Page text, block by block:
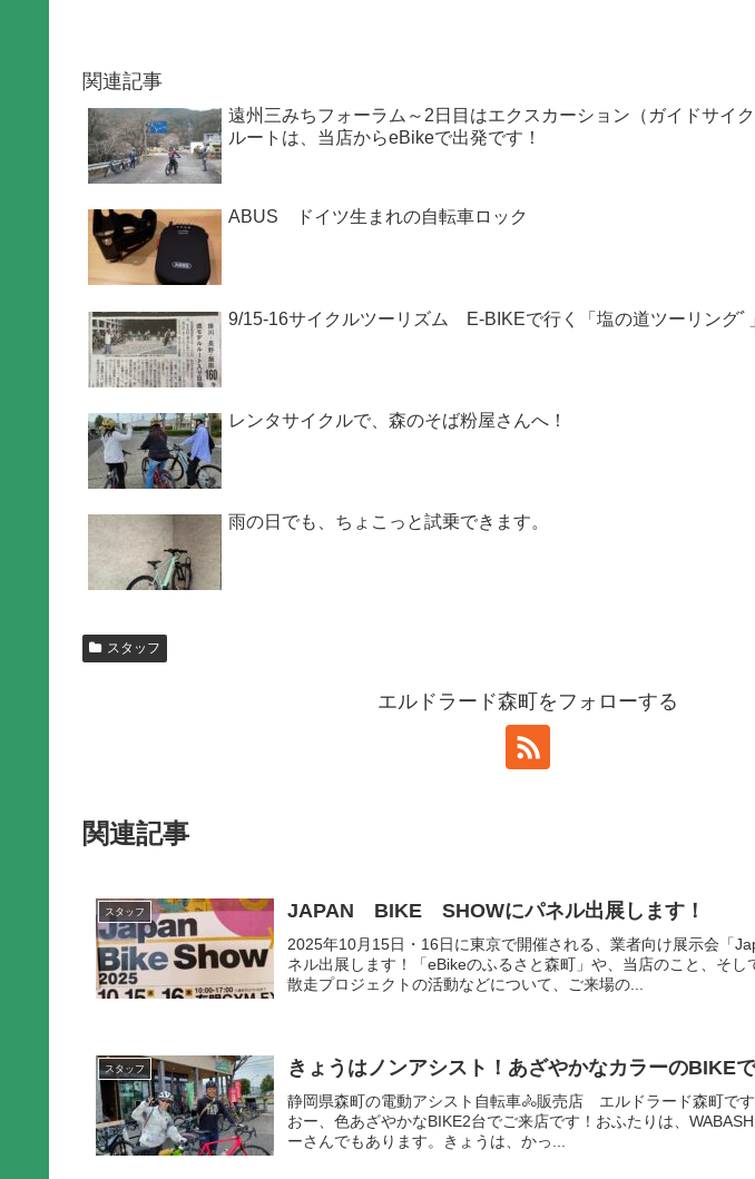
関連記事
遠州三みちフォーラム～2日目はエクスカーション（ガイドサイ
ルートは、当店からeBikeで出発です！
ABUS ドイツ生まれの自転車ロック
9/15-16サイクルツーリズム E-BIKEで行く「塩の道ツーリングﾞ
レンタサイクルで、森のそば粉屋さんへ！
雨の日でも、ちょこっと試乗できます。
スタッフ
エルドラード森町をフォローする
関連記事
スタッフ JAPAN BIKE SHOWにパネル出展します！
2025年10月15日・16日に東京で開催される、業者向け展示会
ネル出展します！「eBikeのふるさと森町」や、当店のこと、そし
散走プロジェクトの活動などについて、ご来場の...
スタッフ きょうはノンアシスト！あざやかなカラーのBIKEで
静岡県森町の電動アシスト自転車🚴販売店 エルドラード森町です
おー、色あざやかなBIKE2台でご来店です！おふたりは、
ーさんでもあります。きょうは、かっ...